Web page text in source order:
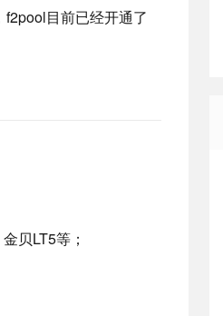
目前已经开通了
贝LT5等；